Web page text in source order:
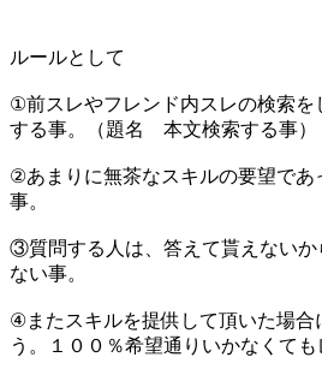
ルールとして
①前スレやフレンド内スレの検索を
する事。（題名 本文検索する事）
②あまりに無茶なスキルの要望であ
事。
③質問する人は、答えて貰えないか
ない事。
④またスキルを提供して頂いた場合
う。１００％希望通りいかなくても